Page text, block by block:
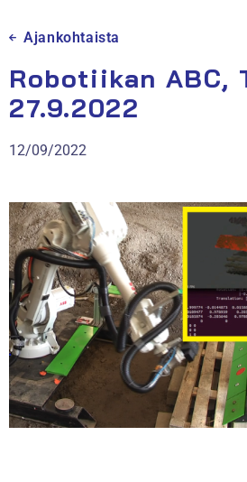
Ajankohtaista
Robotiikan ABC,
27.9.2022
12/09/2022